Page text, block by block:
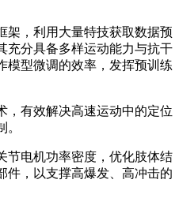
架，利用大量特技获取数据预
充分具备多样运动能力与抗干
模型微调的效率，发挥预训练
，有效解决高速运动中的定位
节电机功率密度，优化肢体结
件，以支撑高爆发、高冲击的